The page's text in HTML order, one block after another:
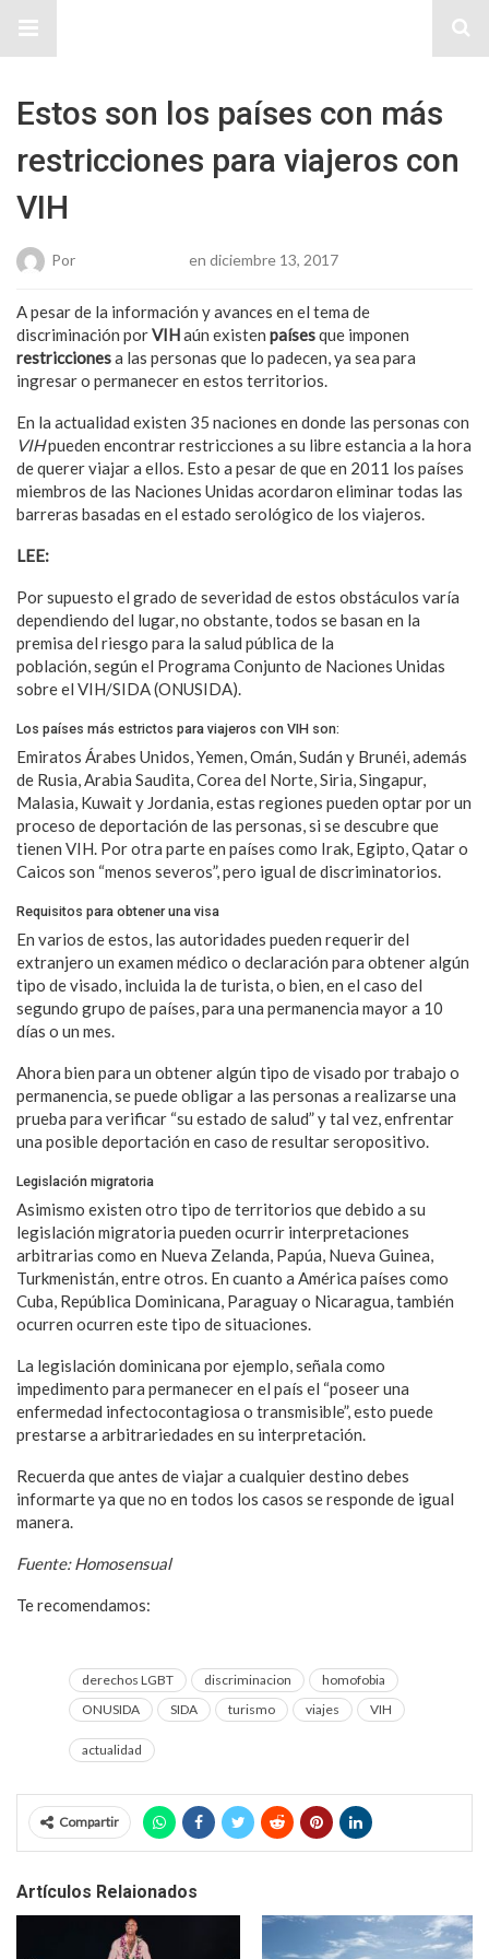
Estos son los países con más
restricciones para viajeros con
VIH
Por en diciembre 13, 2017
A pesar de la información y avances en el tema de
discriminación porVIHaún existen paísesque imponen
restriccionesa las personas que lo padecen, ya sea para
ingresar o permanecer en estos territorios.
En la actualidad existen 35 naciones en donde las personas con
VIHpueden encontrar restricciones a su libre estancia a la hora
de querer viajar a ellos. Esto a pesar de que en 2011 los países
miembros de las Naciones Unidas acordaron eliminar todas las
barreras basadas en el estado serológico de los viajeros.
LEE:
Por supuesto el grado de severidad de estos obstáculos varía
dependiendo del lugar, no obstante, todos se basan en la
premisa del riesgo para la salud pública de la
población, según el Programa Conjunto de Naciones Unidas
sobre el VIH/SIDA (ONUSIDA).
Los países más estrictos para viajeros con VIH son:
Emiratos Árabes Unidos, Yemen, Omán, Sudán y Brunéi, además
de Rusia, Arabia Saudita, Corea del Norte, Siria, Singapur,
Malasia, Kuwait y Jordania, estas regiones pueden optar por un
proceso de deportación de las personas, si se descubre que
tienen VIH. Por otra parte en países como Irak, Egipto, Qatar o
Caicos son “menos severos”, pero igual de discriminatorios.
Requisitos para obtener una visa
En varios de estos, las autoridades pueden requerir del
extranjero un examen médico o declaración para obtener algún
tipo de visado, incluida la de turista, o bien, en el caso del
segundo grupo de países, para una permanencia mayor a 10
días o un mes.
Ahora bien para un obtener algún tipo de visado por trabajo o
permanencia, se puede obligar a las personas a realizarse una
prueba para verificar “su estado de salud” y tal vez, enfrentar
una posible deportación en caso de resultar seropositivo.
Legislación migratoria
Asimismo existen otro tipo de territorios que debido a su
legislación migratoria pueden ocurrir interpretaciones
arbitrarias como en Nueva Zelanda, Papúa, Nueva Guinea,
Turkmenistán, entre otros. En cuanto a América países como
Cuba, República Dominicana, Paraguay o Nicaragua, también
ocurren ocurren este tipo de situaciones.
La legislación dominicana por ejemplo, señala como
impedimento para permanecer en el país el “poseer una
enfermedad infectocontagiosa o transmisible”, esto puede
prestarse a arbitrariedades en su interpretación.
Recuerda que antes de viajar a cualquier destino debes
informarte ya que no en todos los casos se responde de igual
manera.
Fuente: Homosensual
Te recomendamos:
derechos LGBT discriminacion
homofobia
ONUSIDA
SIDA turismo viajes VIH
actualidad
Compartir
Artículos Relaionados